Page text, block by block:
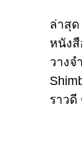
ล่าสุ
หนัง
วาง
ราว